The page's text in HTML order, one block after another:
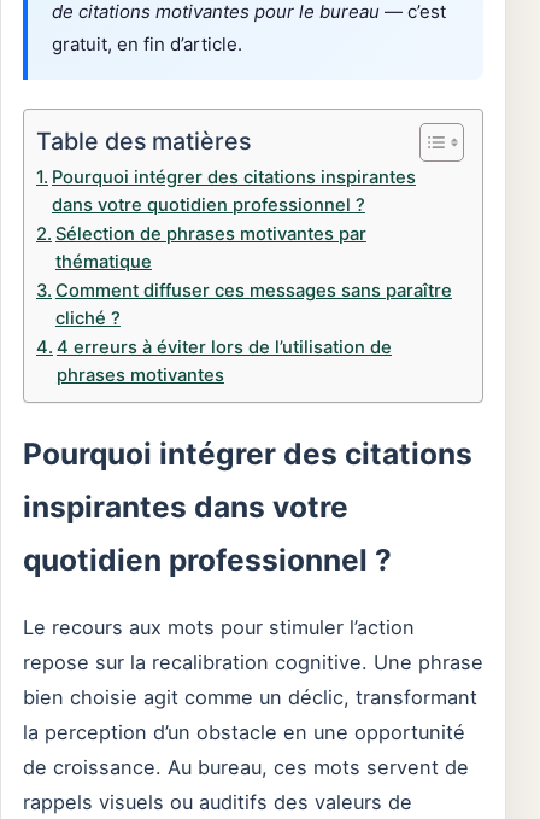
de citations motivantes pour le bureau — c’est
gratuit, en fin d’article.
Table des matières
Pourquoi intégrer des citations inspirantes
dans votre quotidien professionnel ?
Sélection de phrases motivantes par
thématique
Comment diffuser ces messages sans paraître
cliché ?
4 erreurs à éviter lors de l’utilisation de
phrases motivantes
Pourquoi intégrer des citations
inspirantes dans votre
quotidien professionnel ?
Le recours aux mots pour stimuler l’action
repose sur la recalibration cognitive. Une phrase
bien choisie agit comme un déclic, transformant
la perception d’un obstacle en une opportunité
de croissance. Au bureau, ces mots servent de
rappels visuels ou auditifs des valeurs de